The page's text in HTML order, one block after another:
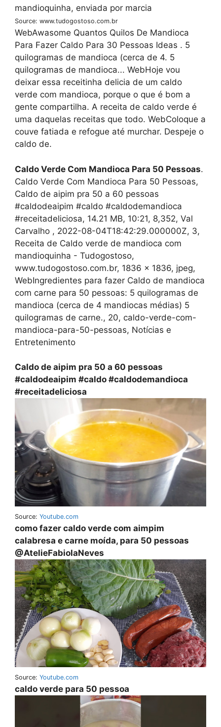
Source: www.tudogostoso.com.br
WebAwasome Quantos Quilos De Mandioca
Para Fazer Caldo Para 30 Pessoas Ideas . 5
quilogramas de mandioca (cerca de 4. 5
quilogramas de mandioca... WebHoje vou
deixar essa receitinha delicia de um caldo
verde com mandioca, porque o que é bom a
gente compartilha. A receita de caldo verde é
uma daquelas receitas que todo. WebColoque a
couve fatiada e refogue até murchar. Despeje o
caldo de.
Caldo Verde Com Mandioca Para 50 Pessoas.
Caldo Verde Com Mandioca Para 50 Pessoas,
Caldo de aipim pra 50 a 60 pessoas
#caldodeaipim #caldo #caldodemandioca
#receitadeliciosa, 14.21 MB, 10:21, 8,352, Val
Carvalho , 2022-08-04T18:42:29.000000Z, 3,
Receita de Caldo verde de mandioca com
mandioquinha - Tudogostoso,
www.tudogostoso.com.br, 1836 x 1836, jpeg,
WebIngredientes para fazer Caldo de mandioca
com carne para 50 pessoas: 5 quilogramas de
mandioca (cerca de 4 mandiocas médias) 5
quilogramas de carne., 20, caldo-verde-com-
mandioca-para-50-pessoas, Notícias e
Entretenimento
Caldo de aipim pra 50 a 60 pessoas
#caldodeaipim #caldo #caldodemandioca
#receitadeliciosa
Source: Youtube.com
como fazer caldo verde com aimpim
calabresa e carne moída, para 50 pessoas
@AtelieFabiolaNeves
Source: Youtube.com
caldo verde para 50 pessoa